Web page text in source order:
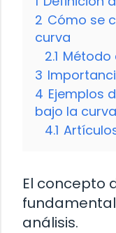
2 Cómo se
curva
2.1 Método
3
4 Ejemplos
bajo la curva
4.1
El concepto
análisis.